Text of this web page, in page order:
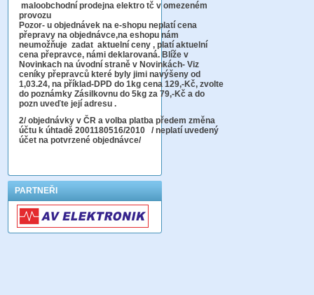
maloobchodní prodejna elektro tč v omezeném
provozu
Pozor- u objednávek na e-shopu neplatí cena
přepravy na objednávce,na eshopu nám
neumožňuje zadat aktuelní ceny , platí aktuelní
cena přepravce, námi deklarovaná. Blíže v
Novinkach na úvodní straně v Novinkách- Viz
ceníky přepravců které byly jimi navýšeny od
1,03.24, na příklad-DPD do 1kg cena 129,-Kč, zvolte
do poznámky Zásilkovnu do 5kg za 79,-Kč a do
pozn uveďte její adresu .
2/ objednávky v ČR a volba platba předem změna
účtu k úhtadě 2001180516/2010 / neplatí uvedený
účet na potvrzené objednávce/
PARTNEŘI